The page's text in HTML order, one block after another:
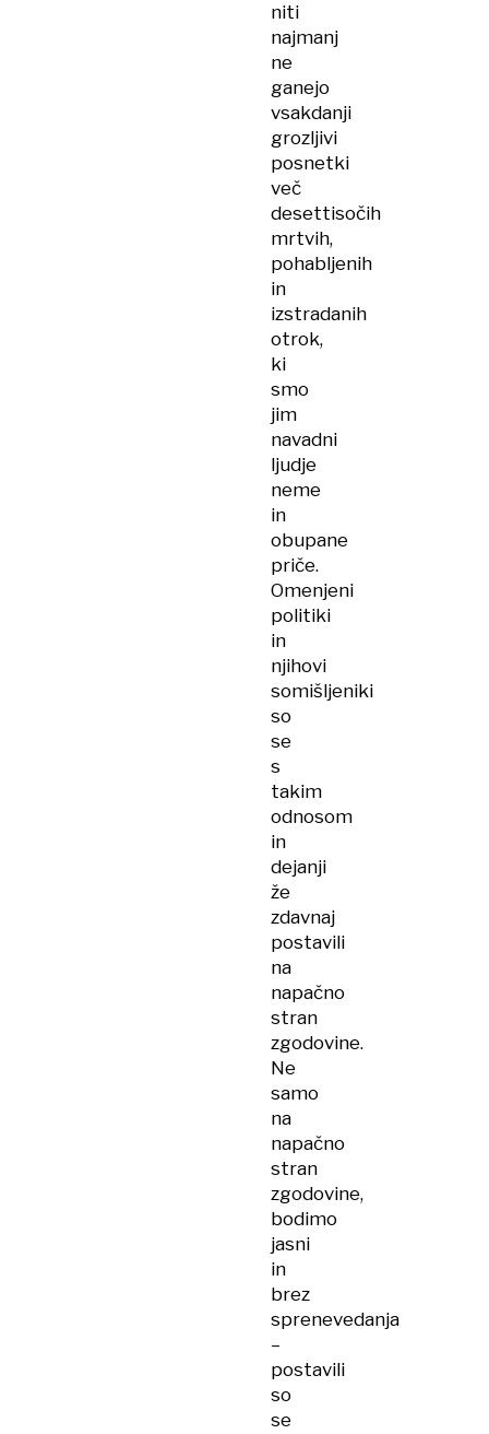
niti
najmanj
ne
ganejo
vsakdanji
grozljivi
posnetki
več
desettisočih
mrtvih,
pohabljenih
in
izstradanih
otrok,
ki
smo
jim
navadni
ljudje
neme
in
obupane
priče.
Omenjeni
politiki
in
njihovi
somišljeniki
so
se
s
takim
odnosom
in
dejanji
že
zdavnaj
postavili
na
napačno
stran
zgodovine.
Ne
samo
na
napačno
stran
zgodovine,
bodimo
jasni
in
brez
sprenevedanja
–
postavili
so
se